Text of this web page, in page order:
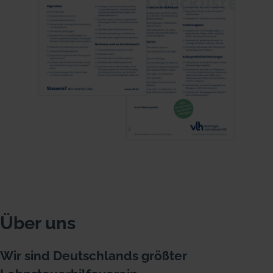
Über uns
Wir sind Deutschlands größter